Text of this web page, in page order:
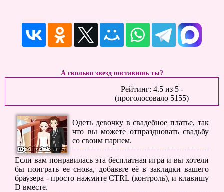
А сколько звезд поставишь ты?
Рейтинг: 4.5из 5-
(проголосовало 5155)
Одеть девочку в свадебное платье, так
что вы можете отпраздновать свадьбу
со своим парнем.
Если вам понравилась эта бесплатная игра и вы хотели
бы поиграть ее снова, добавьте её в закладки вашего
браузера - просто нажмите CTRL (контроль), и клавишу
D вместе.